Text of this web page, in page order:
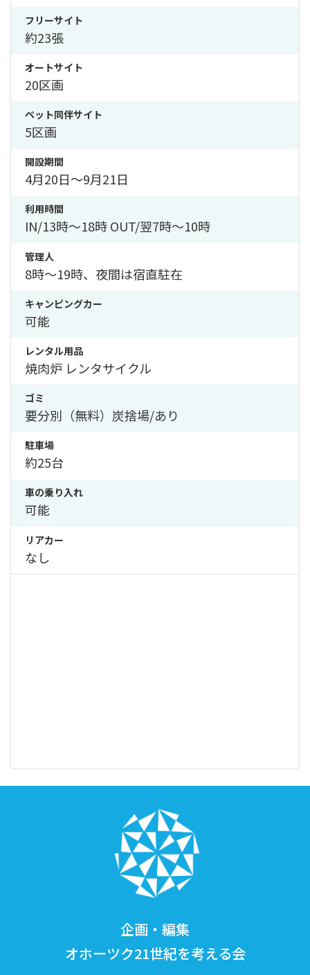
フリーサイト
約23張
オートサイト
20区画
ペット同伴サイト
5区画
開設期間
4月20日〜9月21日
利用時間
IN/13時〜18時 OUT/翌7時〜10時
管理人
8時〜19時、夜間は宿直駐在
キャンピングカー
可能
レンタル用品
焼肉炉 レンタサイクル
ゴミ
要分別（無料）炭捨場/あり
駐車場
約25台
車の乗り入れ
可能
リアカー
なし
企画・編集
オホーツク21世紀を考える会